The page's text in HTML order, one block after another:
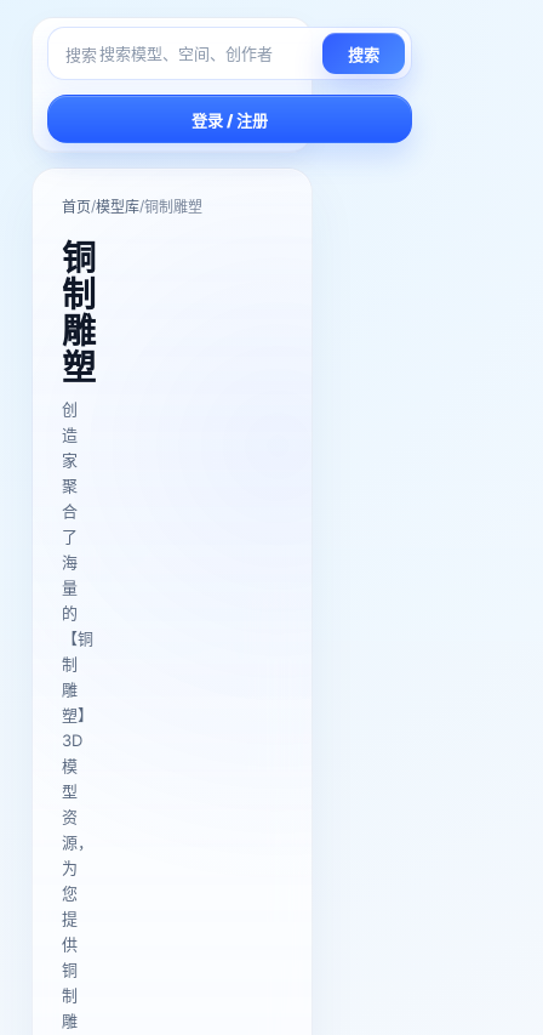
搜索 搜索
登录 / 注册
首页/模型库/铜制雕塑
铜
制
雕
塑
创
造
家
聚
合
了
海
量
的
【铜
制
雕
塑】
3D
模
型
资
源，
为
您
提
供
铜
制
雕